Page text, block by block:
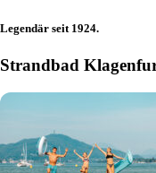
Legendär seit 1924.
Strandbad